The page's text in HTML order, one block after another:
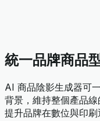
統一品牌商品
AI 商品陰影生成器可
背景，維持整個產品
提升品牌在數位與印刷